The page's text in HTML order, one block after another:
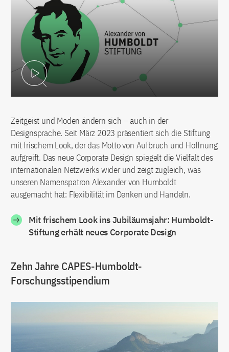
Video abspielen
Zeitgeist und Moden ändern sich – auch in der
Designsprache. Seit März 2023 präsentiert sich die Stiftung
mit frischem Look, der das Motto von Aufbruch und Hoffnung
aufgreift. Das neue Corporate Design spiegelt die Vielfalt des
internationalen Netzwerks wider und zeigt zugleich, was
unseren Namenspatron Alexander von Humboldt
ausgemacht hat: Flexibilität im Denken und Handeln.
Mit frischem Look ins Jubiläumsjahr: Humboldt-
Stiftung erhält neues Corporate Design
Zehn Jahre CAPES-Humboldt-
Forschungsstipendium